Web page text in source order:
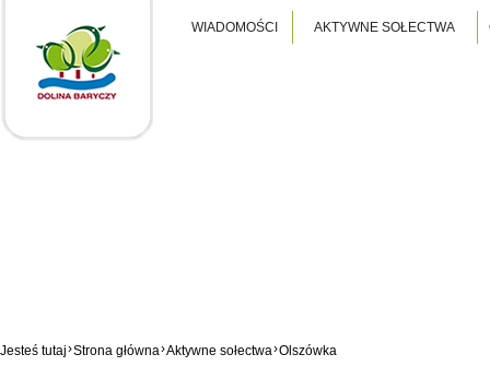
WIADOMOŚCI AKTYWNE SOŁECTWA
Jesteś tutaj›Strona główna›Aktywne sołectwa›Olszówka